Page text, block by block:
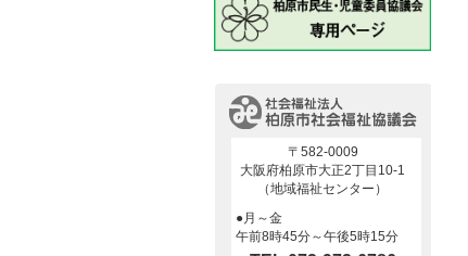
〒582-0009
大阪府柏原市大正2丁目10-1
（地域福祉センター）
●月～金
午前8時45分～午後5時15分